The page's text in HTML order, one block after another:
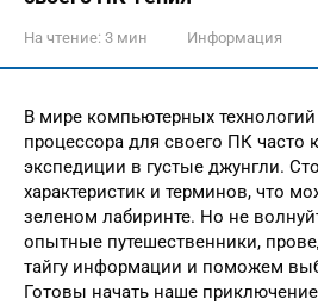
На чтение: 3 мин Информация
В мире компьютерных
процессора для своего ПК часто
экспедиции в густые джунгли.
характеристик и терминов, что
зеленом лабиринте. Но не
опытные путешественники,
тайгу информации и поможем
Готовы начать наше